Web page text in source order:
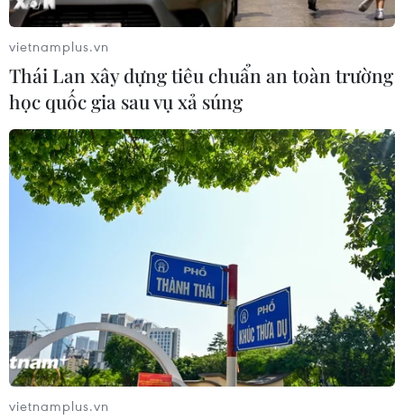
vietnamplus.vn
Thái Lan xây dựng tiêu chuẩn an toàn trường
học quốc gia sau vụ xả súng
vietnamplus.vn